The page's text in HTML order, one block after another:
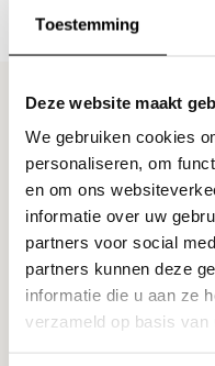
Toestemming
Deze website maakt
We gebruiken cookies
personaliseren, om
en om ons
informatie over uw
partners voor social
partners kunnen deze
informatie die u aan ze
verzameld op basis van
Veelgestelde
bestellen
Kan ik als bedrijf
Ja, dat kan. Tijdens
zakelijk bestellen.
bestelling ontvang